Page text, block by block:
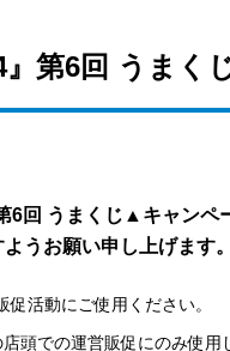
』第6回 うま
6回 うまくじ▲キャンペ
うお願い申し上げます
促活動にご使用ください。
頭での運営販促にのみ使用